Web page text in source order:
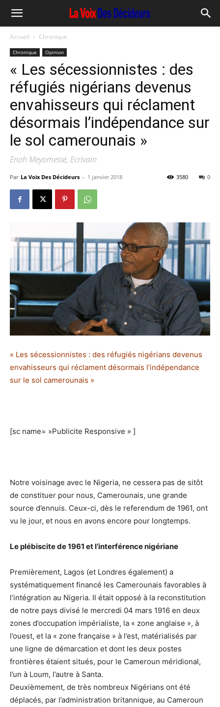
Accueil Chronique
Chronique Opinion
« Les sécessionnistes : des
réfugiés nigérians devenus
envahisseurs qui réclament
désormais l’indépendance sur
le sol camerounais »
Enoh Meyomesse, Ecrivain
Par La Voix Des Décideurs - 1 janvier 2018 0
3580
« Les sécessionnistes : des réfugiés nigérians devenus
envahisseurs qui réclament désormais l’indépendance
sur le sol camerounais »
[sc name= »Publicite Responsive » ]
Notre voisinage avec le Nigeria, ne cessera pas de sitôt
de constituer pour nous, Camerounais, une grande
source d’ennuis. Ceux-ci, dès le referendum de 1961, ont
vu le jour, et nous en avons encore pour longtemps.
Le plébiscite de 1961 et l’interférence nigériane
Premièrement, Lagos (et Londres également) a
systématiquement financé les Camerounais favorables à
l’intégration au Nigeria. Il était opposé à la reconstitution
de notre pays divisé le mercredi 04 mars 1916 en deux
zones d’occupation impérialiste, la « zone anglaise », à
l’ouest, et la « zone française » à l’est, matérialisés par
une ligne de démarcation et dont les deux postes
frontières étaient situés, pour le Cameroun méridional,
l’un à Loum, l’autre à Santa.
Deuxièmement, de très nombreux Nigérians ont été
déplacés, par l’administration britannique, au Cameroun